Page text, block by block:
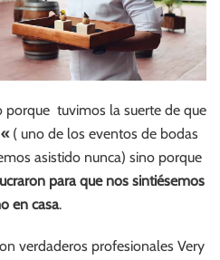
tuvimos la suerte de que
( uno de los eventos de bodas
asistido nunca) sino porque
para que nos sintiésemos
en casa.
verdaderos profesionales Very